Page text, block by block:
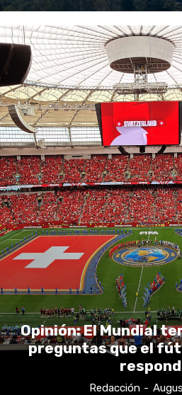
Opinión: El Mundial
preguntas que el
Redacción -